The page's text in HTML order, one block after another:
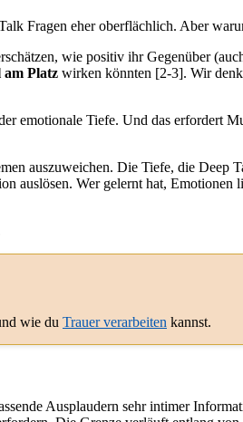
Fragen eher oberflächlich. Aber
wie positiv ihr Gegenüber
am Platz wirken könnten [2-3]. Wir
emotionale Tiefe. Und das erfordert
auszuweichen. Die Tiefe, die Deep
auslösen. Wer gelernt hat, Emotionen
wie du Trauer verarbeiten kannst.
Ausplaudern sehr intimer